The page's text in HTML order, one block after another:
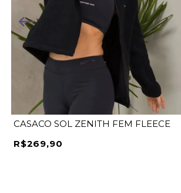
CASACO SOL ZENITH FEM FLEECE
R$269,90